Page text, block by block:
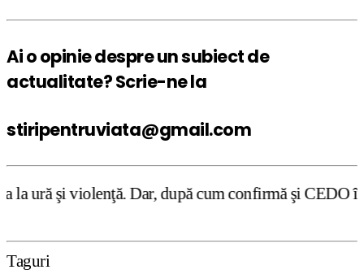
Ai o opinie despre un subiect de
actualitate? Scrie-ne la
stiripentruviata@gmail.com
Dar, după cum confirmă şi CEDO în cazul
Taguri